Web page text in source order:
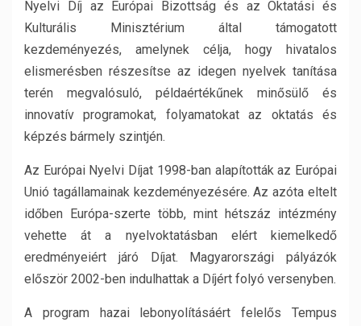
Nyelvi Díj az Európai Bizottság és az Oktatási és
Kulturális Minisztérium által támogatott
kezdeményezés, amelynek célja, hogy hivatalos
elismerésben részesítse az idegen nyelvek tanítása
terén megvalósuló, példaértékűnek minősülő és
innovatív programokat, folyamatokat az oktatás és
képzés bármely szintjén.
Az Európai Nyelvi Díjat 1998-ban alapították az Európai
Unió tagállamainak kezdeményezésére. Az azóta eltelt
időben Európa-szerte több, mint hétszáz intézmény
vehette át a nyelvoktatásban elért kiemelkedő
eredményeiért járó Díjat. Magyarországi pályázók
először 2002-ben indulhattak a Díjért folyó versenyben.
A program hazai lebonyolításáért felelős Tempus